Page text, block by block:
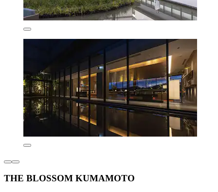
THE BLOSSOM KUMAMOTO